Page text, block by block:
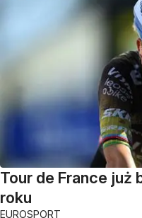
Tour de France już
roku
EUROSPORT